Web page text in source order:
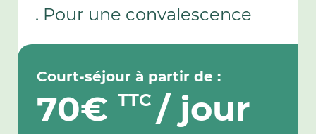
. Pour une convalescence
Court-séjour à partir de :
70€ TTC / jour